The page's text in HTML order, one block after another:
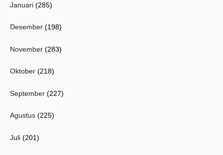
Januari (285)
Desember (198)
November (283)
Oktober (218)
September (227)
Agustus (225)
Juli (201)